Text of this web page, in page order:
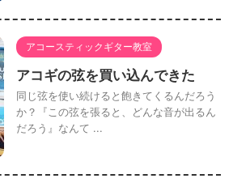
アコースティックギター教室
アコギの弦を買い込んできた
同じ弦を使い続けると飽きてくるんだろう
か？『この弦を張ると、どんな音が出るん
だろう』なんて ...